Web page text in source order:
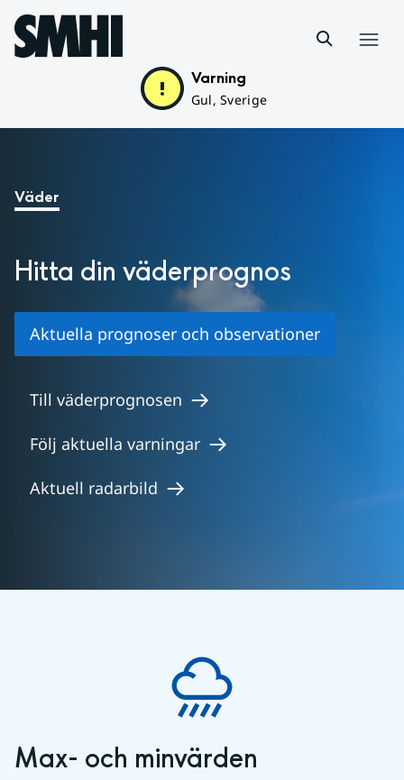
Hoppa till sidans innehåll
Varning
Gul, Sverige
Väder
Hitta din väder­prognos
Aktuella prognoser och observationer
Till väderprognosen
Följ aktuella varningar
Aktuell radarbild
Max- och minvärden